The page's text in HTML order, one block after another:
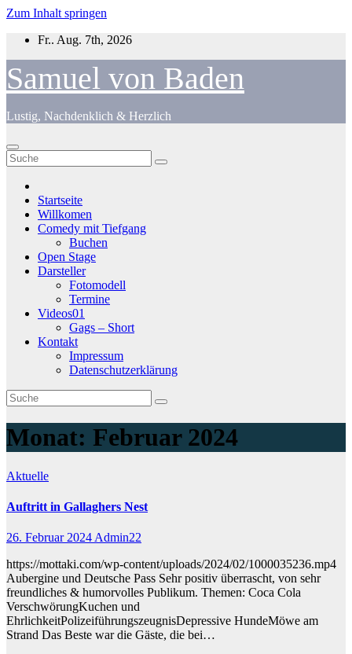
Zum Inhalt springen
Fr.. Aug. 7th, 2026
Samuel von Baden
Lustig, Nachdenklich & Herzlich
Startseite
Willkomen
Comedy mit Tiefgang
Buchen
Open Stage
Darsteller
Fotomodell
Termine
Videos01
Gags – Short
Kontakt
Impressum
Datenschutzerklärung
Monat: Februar 2024
Aktuelle
Auftritt in Gallaghers Nest
26. Februar 2024Admin22
https://mottaki.com/wp-content/uploads/2024/02/1000035236.mp4
Aubergine und Deutsche Pass Sehr positiv überrascht, von sehr
freundliches & humorvolles Publikum. Themen: Coca Cola
VerschwörungKuchen und
EhrlichkeitPolizeiführungszeugnisDepressive HundeMöwe am
Strand Das Beste war die Gäste, die bei…